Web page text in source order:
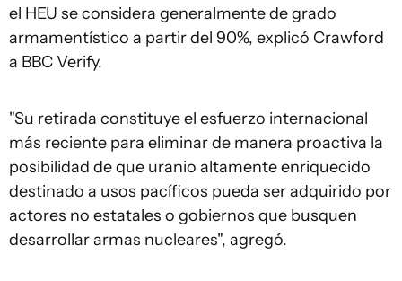
el HEU se considera generalmente de grado
armamentístico a partir del 90%, explicó Crawford
a BBC Verify.
"Su retirada constituye el esfuerzo internacional
más reciente para eliminar de manera proactiva la
posibilidad de que uranio altamente enriquecido
destinado a usos pacíficos pueda ser adquirido por
actores no estatales o gobiernos que busquen
desarrollar armas nucleares", agregó.